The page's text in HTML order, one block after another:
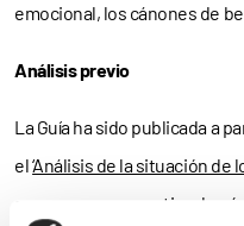
emocional, los cánones de
Análisis previo
La Guía ha sido publicada a
el ‘Análisis de la situación de
sexo y con perspectiva de